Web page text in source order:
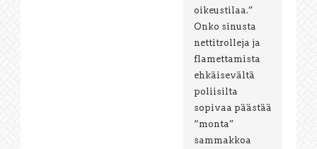
oikeustilaa.”
Onko sinusta
nettitrolleja ja
flamettamista
ehkäisevältä
poliisilta
sopivaa päästää
“monta”
sammakkoa